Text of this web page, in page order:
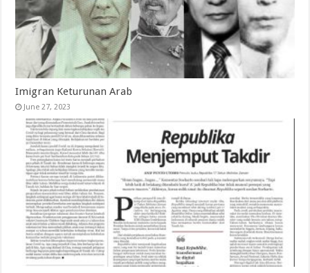
Imigran Keturunan Arab
June 27, 2023